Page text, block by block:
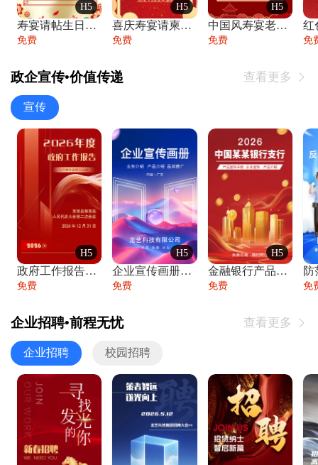
H5
寿宴请帖生日宴邀请函老人寿星生日快乐祝寿
免费
H5
喜庆寿宴请柬老人生日宴会邀请函请柬过大寿
免费
H5
中国风寿宴老人生日宴会邀请函寿宴请帖请柬
免费 免
政企宣传•价值传递 查看更多 
宣传
H5
政府工作报告政府年终工作总结
免费
H5
企业宣传画册公司简介产品介绍业务宣传手册
免费
H5
金融银行产品宣传手册企业宣传产品介绍
免费
防
免
企业招聘•前程无忧 查看更多 
企业招聘 校园招聘